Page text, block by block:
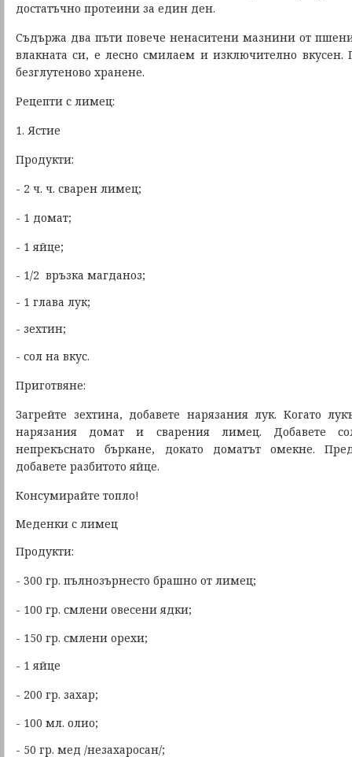
достатъчно протеини за един ден.
Съдържа два пъти повече ненаситени мазнини от
влакната си, е лесно смилаем и изключително
безглутеново хранене.
Рецепти с лимец:
1. Ястие
Продукти:
- 2 ч. ч. сварен лимец;
- 1 домат;
- 1 яйце;
- 1/2 връзка магданоз;
- 1 глава лук;
- зехтин;
- сол на вкус.
Приготвяне:
Загрейте зехтина, добавете нарязания лук. Когато
нарязания домат и сварения лимец. Добавете
непрекъснато бъркане, докато доматът омекне.
добавете разбитото яйце.
Консумирайте топло!
Меденки с лимец
Продукти:
- 300 гр. пълнозърнесто брашно от лимец;
- 100 гр. смлени овесени ядки;
- 150 гр. смлени орехи;
- 1 яйце
- 200 гр. захар;
- 100 мл. олио;
- 50 гр. мед /незахаросан/;